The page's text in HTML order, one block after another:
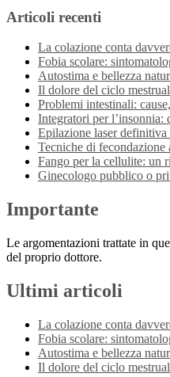
Articoli recenti
La colazione conta
Fobia scolare:
Autostima e bellezza
Il dolore del ciclo
Problemi intestinali:
Integratori per l’insonnia:
Epilazione laser
Tecniche di fecondazione
Fango per la cellulite: un
Ginecologo pubblico o
Importante
Le argomentazioni trattate in
del proprio dottore.
Ultimi articoli
La colazione conta
Fobia scolare:
Autostima e bellezza
Il dolore del ciclo